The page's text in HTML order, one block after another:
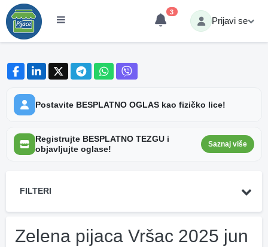
3
Prijavi se
Postavite BESPLATNO OGLAS kao fizičko lice!
Registrujte BESPLATNO TEZGU i
objavljujte oglase!
Saznaj više
FILTERI
Zelena pijaca Vršac 2025 jun